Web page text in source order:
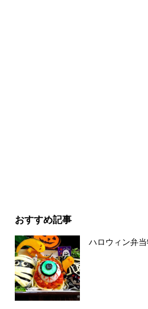
おすすめ記事
ハロウィン弁